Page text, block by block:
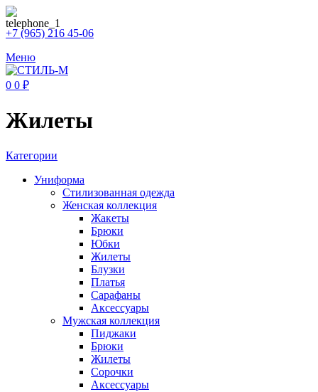
+7 (965) 216 45-06
Меню
0 0 ₽
Жилеты
Категории
Униформа
Стилизованная одежда
Женская коллекция
Жакеты
Брюки
Юбки
Жилеты
Блузки
Платья
Сарафаны
Аксессуары
Мужская коллекция
Пиджаки
Брюки
Жилеты
Сорочки
Аксессуары